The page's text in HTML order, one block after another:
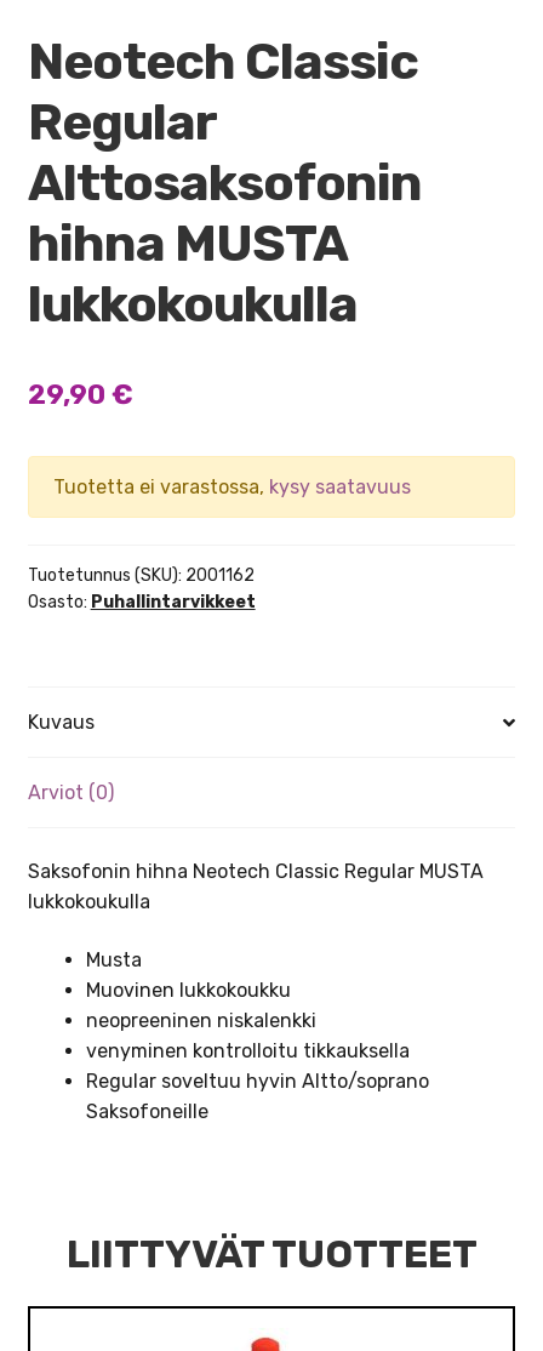
Neotech Classic
Regular
Alttosaksofonin
hihna MUSTA
lukkokoukulla
29,90 €
Tuotetta ei varastossa, kysy saatavuus
Tuotetunnus (SKU): 2001162
Osasto: Puhallintarvikkeet
Kuvaus
Arviot (0)
Saksofonin hihna Neotech Classic Regular MUSTA
lukkokoukulla
Musta
Muovinen lukkokoukku
neopreeninen niskalenkki
venyminen kontrolloitu tikkauksella
Regular soveltuu hyvin Altto/soprano
Saksofoneille
LIITTYVÄT TUOTTEET